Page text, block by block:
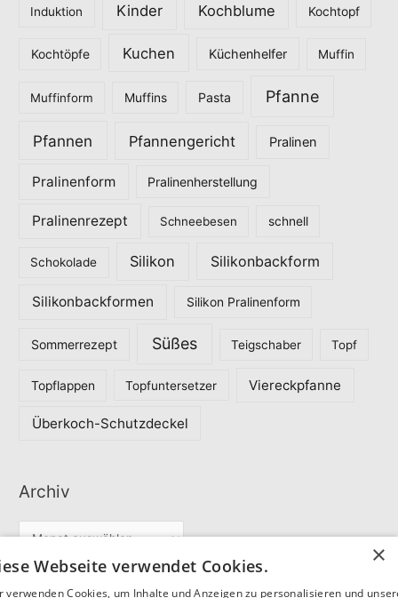
Induktion Kinder Kochblume Kochtopf
Kochtöpfe Kuchen Küchenhelfer Muffin
Muffinform Muffins Pasta Pfanne
Pfannen Pfannengericht Pralinen
Pralinenform Pralinenherstellung
Pralinenrezept Schneebesen schnell
Schokolade Silikon Silikonbackform
Silikonbackformen Silikon Pralinenform
Sommerrezept Süßes Teigschaber Topf
Topflappen Topfuntersetzer Viereckpfanne
Überkoch-Schutzdeckel
Archiv
×
Webseite verwendet Cookies.
verwenden Cookies, um Inhalte und Anzeigen zu personalisieren und